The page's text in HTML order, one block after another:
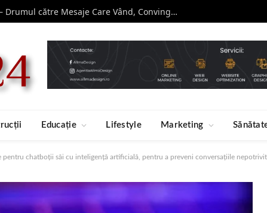
Curs de Copywriting – Drumul către Mesaje Care Vând, Conving și Construiesc Branduri Puternice
Educație Lifestyle Marketing
pentru chatboții săi cu inteligență artificială, pentru a preveni conversațiile